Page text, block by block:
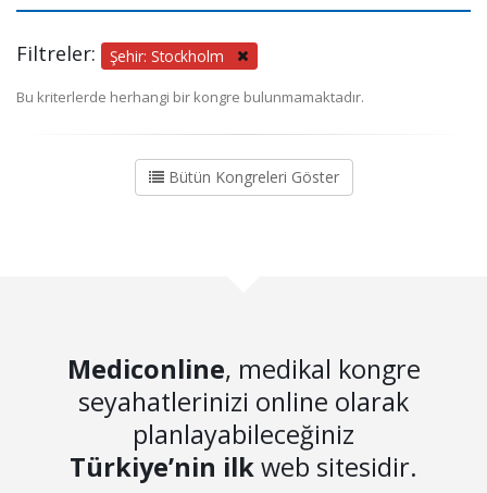
Filtreler: Şehir: Stockholm
Bu kriterlerde herhangi bir kongre bulunmamaktadır.
Bütün Kongreleri Göster
Mediconline, medikal kongre
seyahatlerinizi online olarak
planlayabileceğiniz
Türkiye’nin ilkweb sitesidir.